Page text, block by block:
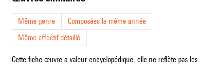
Même genre
Composées la même année
Même effectif détaillé
Cette fiche œuvre a valeur encyclopédique, elle ne reflète pas les